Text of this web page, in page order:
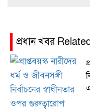
প্রধান খবর